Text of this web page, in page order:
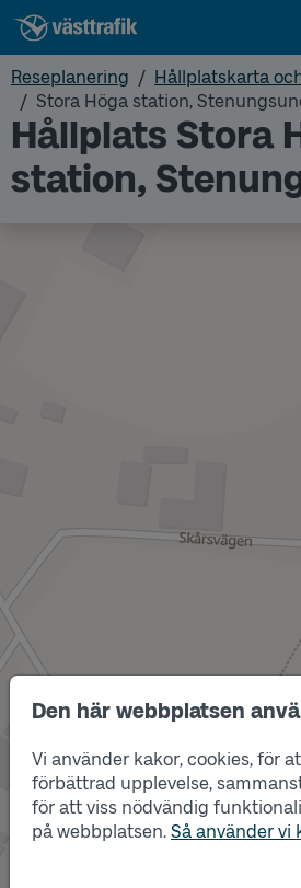
Den här webbplatsen
Vi använder kakor, cookies, för
förbättrad upplevelse,
för att viss nödvändig
på webbplatsen. Så använder vi
Reseplanering
Hållplatskarta
Stora Höga station,
Hållplats Stora
station,